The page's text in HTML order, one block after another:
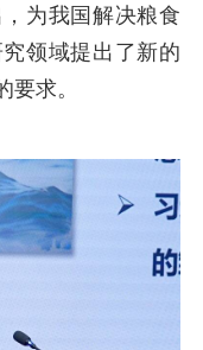
为我国解决粮食
领域提出了新的
求。